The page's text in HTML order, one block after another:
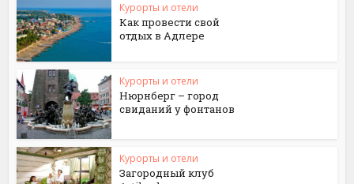
Курорты и отели
Как провести свой
отдых в Адлере
Курорты и отели
Нюрнберг – город
свиданий у фонтанов
Курорты и отели
Загородный клуб